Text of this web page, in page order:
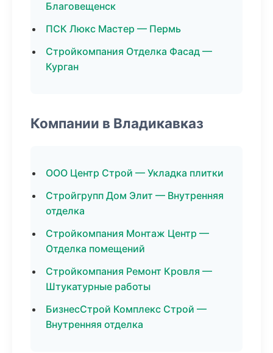
Благовещенск
ПСК Люкс Мастер — Пермь
Стройкомпания Отделка Фасад —
Курган
Компании в Владикавказ
ООО Центр Строй — Укладка плитки
Стройгрупп Дом Элит — Внутренняя
отделка
Стройкомпания Монтаж Центр —
Отделка помещений
Стройкомпания Ремонт Кровля —
Штукатурные работы
БизнесСтрой Комплекс Строй —
Внутренняя отделка